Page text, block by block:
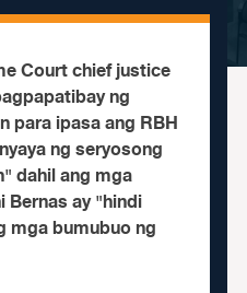
Court chief justice
ng
para ipasa ang RBH
ng seryosong
dahil ang mga
Bernas ay "hindi
mga bumubuo ng